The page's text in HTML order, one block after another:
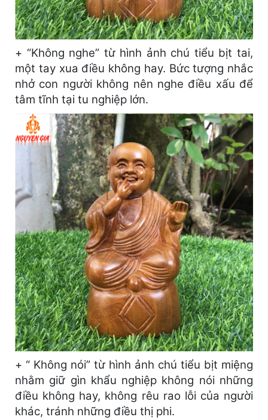
+ “Không nghe” từ hình ảnh chú tiểu bịt tai,
một tay xua điều không hay. Bức tượng nhắc
nhở con người không nên nghe điều xấu để
tâm tĩnh tại tu nghiệp lớn.
+ “ Không nói” từ hình ảnh chú tiểu bịt miệng
nhằm giữ gìn khẩu nghiệp không nói những
điều không hay, không rêu rao lỗi của người
khác, tránh những điều thị phi.